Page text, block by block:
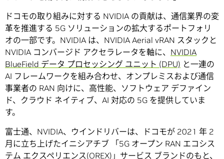
ドコモの取り組みに対する NVIDIA の貢献は、通信業界の変
革を推進する 5G ソリューションの拡大するポートフォリ
オの一部です。NVIDIA は、NVIDIA Aerial vRAN スタックと
NVIDIA コンバージド アクセラレータを軸に、 NVIDIA
BlueField データ プロセッシング ユニット (DPU) と一連の
AI フレームワークを組み合わせ、オンプレミスおよび通信
事業者の RAN 向けに、高性能、ソフトウェア デファイン
ド、クラウド ネイティブ、AI 対応の 5G を提供していま
す。
富士通、NVIDIA、ウインドリバーは、ドコモが 2021 年 2
月に立ち上げたイニシアチブ 「5G オープン RAN エコシス
テム エクスペリエンス(OREX)」サービス ブランドのもと、